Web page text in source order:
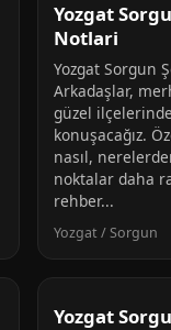
Yozgat
Notlari
Yozgat Sorgun
Arkadaşlar,
güzel
konuşacağız.
nasıl,
noktalar daha
rehber...
Yozgat / Sorgun
Yozgat